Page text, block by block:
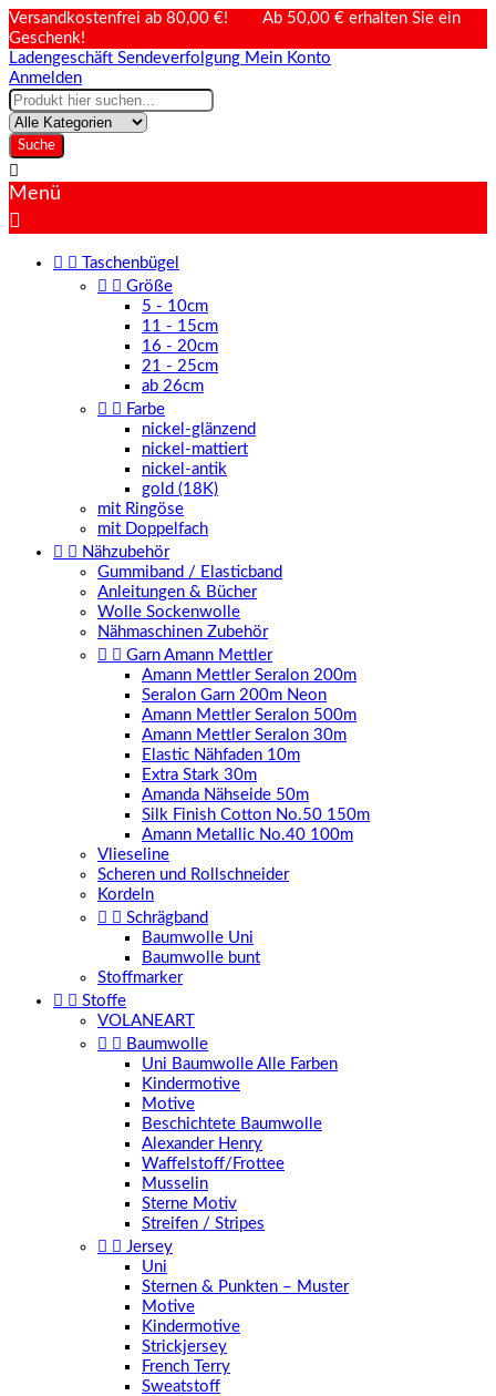
Versandkostenfrei ab 80,00 €! Ab 50,00 € erhalten Sie ein
Geschenk!
Ladengeschäft Sendeverfolgung Mein Konto
Anmelden
Suche

Menü

 
Taschenbügel
  Größe
5 - 10cm
11 - 15cm
16 - 20cm
21 - 25cm
ab 26cm
  Farbe
nickel-glänzend
nickel-mattiert
nickel-antik
gold (18K)
mit Ringöse
mit Doppelfach
  Nähzubehör
Gummiband / Elasticband
Anleitungen & Bücher
Wolle Sockenwolle
Nähmaschinen Zubehör
  Garn Amann Mettler
Amann Mettler Seralon 200m
Seralon Garn 200m Neon
Amann Mettler Seralon 500m
Amann Mettler Seralon 30m
Elastic Nähfaden 10m
Extra Stark 30m
Amanda Nähseide 50m
Silk Finish Cotton No.50 150m
Amann Metallic No.40 100m
Vlieseline
Scheren und Rollschneider
Kordeln
  Schrägband
Baumwolle Uni
Baumwolle bunt
Stoffmarker
  Stoffe
VOLANEART
  Baumwolle
Uni Baumwolle Alle Farben
Kindermotive
Motive
Beschichtete Baumwolle
Alexander Henry
Waffelstoff/Frottee
Musselin
Sterne Motiv
Streifen / Stripes
  Jersey
Uni
Sternen & Punkten – Muster
Motive
Kindermotive
Strickjersey
French Terry
Sweatstoff